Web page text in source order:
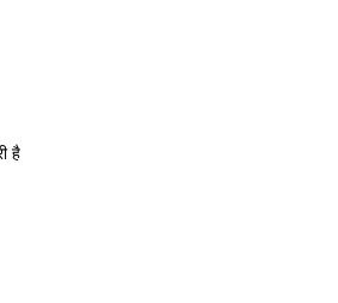
है